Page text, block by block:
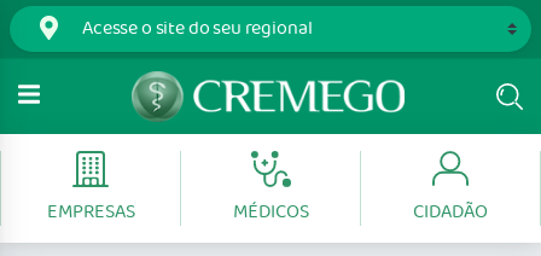
EMPRESAS MÉDICOS CIDADÃO